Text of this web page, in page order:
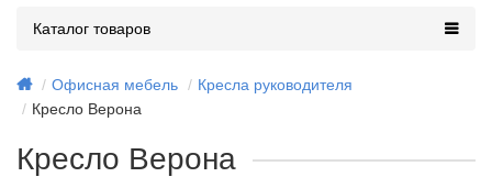
Каталог товаров
Офисная мебель
Кресла руководителя
Кресло Верона
Кресло Верона